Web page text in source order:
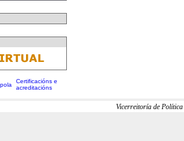
Certificacións e
acreditacións
Vicerreitoría de